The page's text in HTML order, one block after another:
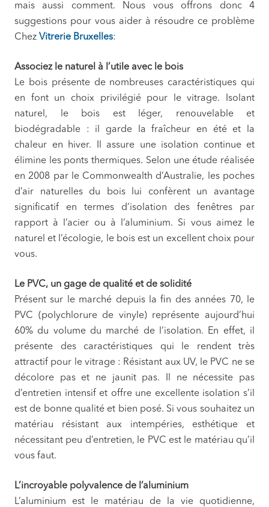
mais aussi comment. Nous vous offrons donc 4
suggestions pour vous aider à résoudre ce problème
Chez Vitrerie Bruxelles:
Associez le naturel à l’utile avec le bois
Le bois présente de nombreuses caractéristiques qui
en font un choix privilégié pour le vitrage. Isolant
naturel, le bois est léger, renouvelable et
biodégradable : il garde la fraîcheur en été et la
chaleur en hiver. Il assure une isolation continue et
élimine les ponts thermiques. Selon une étude réalisée
en 2008 par le Commonwealth d’Australie, les poches
d’air naturelles du bois lui confèrent un avantage
significatif en termes d’isolation des fenêtres par
rapport à l’acier ou à l’aluminium. Si vous aimez le
naturel et l’écologie, le bois est un excellent choix pour
vous.
Le PVC, un gage de qualité et de solidité
Présent sur le marché depuis la fin des années 70, le
PVC (polychlorure de vinyle) représente aujourd’hui
60% du volume du marché de l’isolation. En effet, il
présente des caractéristiques qui le rendent très
attractif pour le vitrage : Résistant aux UV, le PVC ne se
décolore pas et ne jaunit pas. Il ne nécessite pas
d’entretien intensif et offre une excellente isolation s’il
est de bonne qualité et bien posé. Si vous souhaitez un
matériau résistant aux intempéries, esthétique et
nécessitant peu d’entretien, le PVC est le matériau qu’il
vous faut.
L’incroyable polyvalence de l’aluminium
L’aluminium est le matériau de la vie quotidienne,